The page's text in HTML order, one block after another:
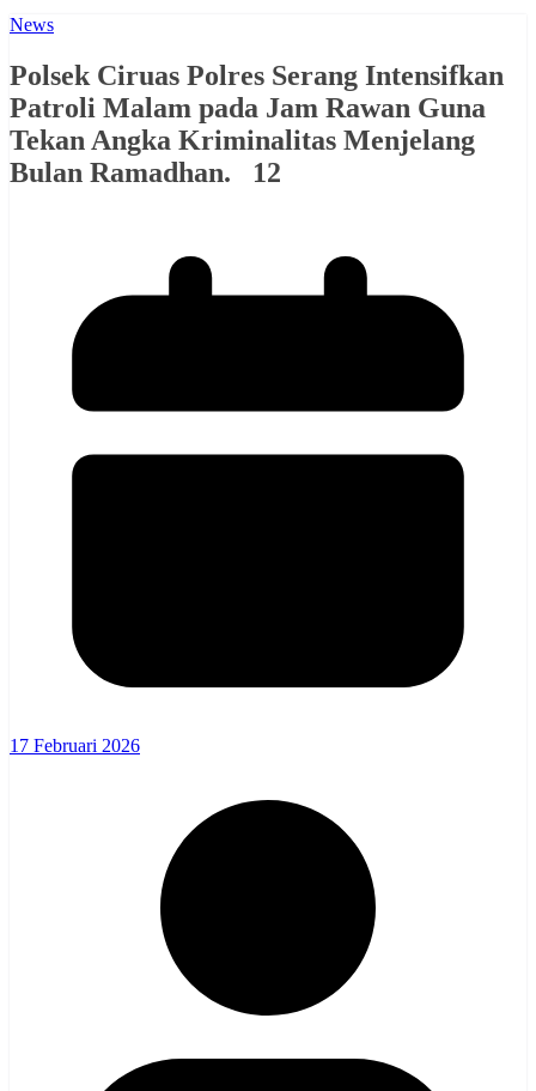
News
Polsek Ciruas Polres Serang Intensifkan
Patroli Malam pada Jam Rawan Guna
Tekan Angka Kriminalitas Menjelang
Bulan Ramadhan. 12
17 Februari 2026